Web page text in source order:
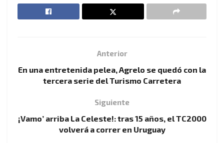
Anterior
En una entretenida pelea, Agrelo se quedó con la
tercera serie del Turismo Carretera
Siguiente
¡Vamo’ arriba La Celeste!: tras 15 años, el TC2000
volverá a correr en Uruguay